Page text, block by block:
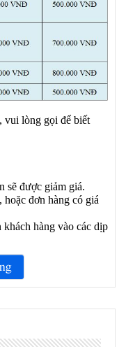
vui lòng gọi để biết
sẽ được giảm giá.
đơn hàng có giá
hàng vào các dịp